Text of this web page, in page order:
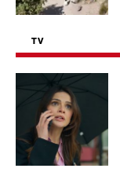
TV